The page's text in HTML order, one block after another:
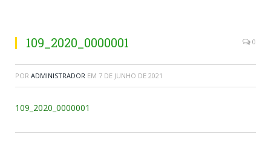
109_2020_0000001 0
POR ADMINISTRADOR EM 7 DE JUNHO DE 2021
109_2020_0000001